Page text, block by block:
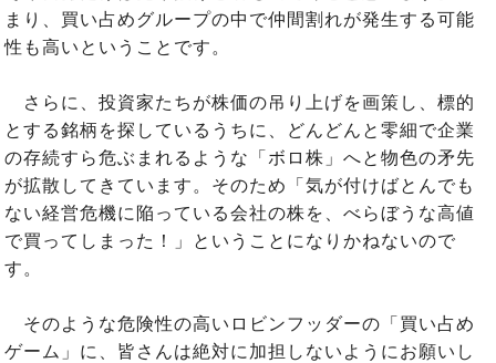
まり、買い占めグループの中で仲間割れが発生する可能
性も高いということです。
さらに、投資家たちが株価の吊り上げを画策し、標的
とする銘柄を探しているうちに、どんどんと零細で企業
の存続すら危ぶまれるような「ボロ株」へと物色の矛先
が拡散してきています。そのため「気が付けばとんでも
ない経営危機に陥っている会社の株を、べらぼうな高値
で買ってしまった！」ということになりかねないので
す。
そのような危険性の高いロビンフッダーの「買い占め
ゲーム」に、皆さんは絶対に加担しないようにお願いし